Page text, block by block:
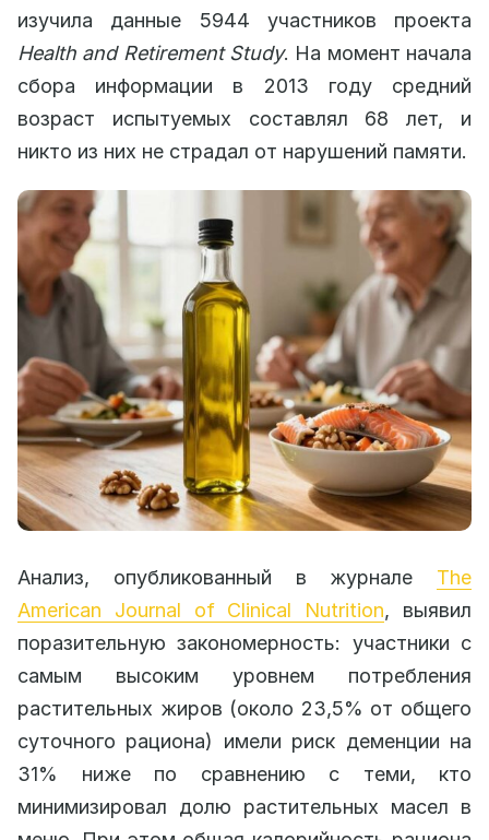
изучила данные 5944 участников проекта
Health and Retirement Study. На момент начала
сбора информации в 2013 году средний
возраст испытуемых составлял 68 лет, и
никто из них не страдал от нарушений памяти.
Анализ, опубликованный в журнале The
American Journal of Clinical Nutrition, выявил
поразительную закономерность: участники с
самым высоким уровнем потребления
растительных жиров (около 23,5% от общего
суточного рациона) имели риск деменции на
31% ниже по сравнению с теми, кто
минимизировал долю растительных масел в